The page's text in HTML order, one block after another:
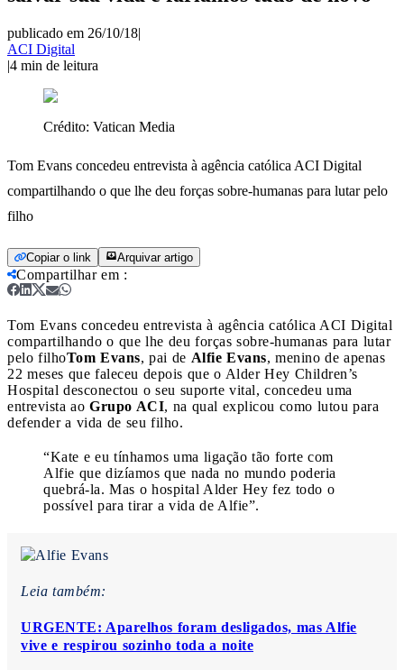
publicado em 26/10/18|
ACI Digital
|4 min de leitura
Crédito: Vatican Media
Tom Evans concedeu entrevista à agência católica ACI Digital
compartilhando o que lhe deu forças sobre-humanas para lutar pelo
filho
Copiar o link Arquivar artigo
Compartilhar em :
Tom Evans concedeu entrevista à agência católica ACI Digital
compartilhando o que lhe deu forças sobre-humanas para lutar
pelo filhoTom Evans, pai de Alfie Evans, menino de apenas
22 meses que faleceu depois que o Alder Hey Children’s
Hospital desconectou o seu suporte vital, concedeu uma
entrevista ao Grupo ACI, na qual explicou como lutou para
defender a vida de seu filho.
“Kate e eu tínhamos uma ligação tão forte com
Alfie que dizíamos que nada no mundo poderia
quebrá-la. Mas o hospital Alder Hey fez todo o
possível para tirar a vida de Alfie”.
Leia também:
URGENTE: Aparelhos foram desligados, mas Alfie
vive e respirou sozinho toda a noite